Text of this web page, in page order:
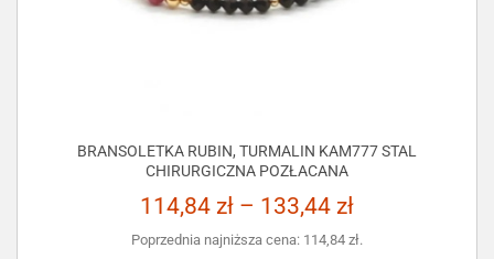
BRANSOLETKA RUBIN, TURMALIN KAM777 STAL
CHIRURGICZNA POZŁACANA
114,84 zł – 133,44 zł
Poprzednia najniższa cena: 114,84 zł.